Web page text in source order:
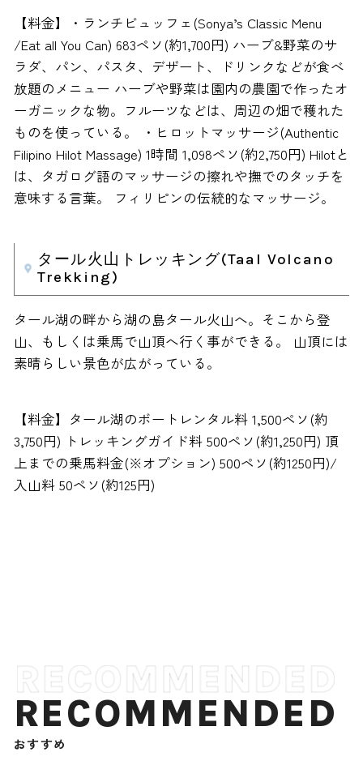
【料金】・ランチビュッフェ(Sonya’s Classic Menu
/Eat all You Can) 683ペソ(約1,700円) ハーブ&野菜のサ
ラダ、パン、パスタ、デザート、ドリンクなどが食べ
放題のメニュー ハーブや野菜は園内の農園で作ったオ
ーガニックな物。フルーツなどは、周辺の畑で穫れた
ものを使っている。 ・ヒロットマッサージ(Authentic
Filipino Hilot Massage) 1時間 1,098ペソ(約2,750円) Hilotと
は、タガログ語のマッサージの擦れや撫でのタッチを
意味する言葉。 フィリピンの伝統的なマッサージ。
タール火山トレッキング(Taal Volcano
Trekking)
タール湖の畔から湖の島タール火山へ。そこから登
山、もしくは乗馬で山頂へ行く事ができる。 山頂には
素晴らしい景色が広がっている。
【料金】タール湖のボートレンタル料 1,500ペソ(約
3,750円) トレッキングガイド料 500ペソ(約1,250円) 頂
上までの乗馬料金(※オプション) 500ペソ(約1250円)/
入山料 50ペソ(約125円)
RECOMMENDED
おすすめ